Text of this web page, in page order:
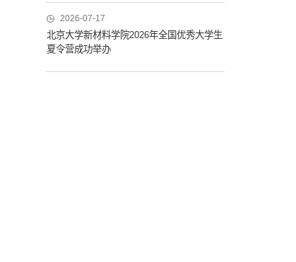
2026-07-17
北京大学新材料学院2026年全国优秀大学生
夏令营成功举办